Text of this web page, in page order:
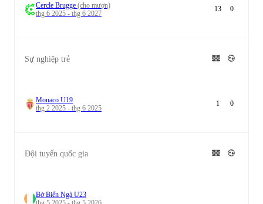
Cercle Brugge (cho mượn)
thg 6 2025 - thg 6 2027
13 0
Sự nghiệp trẻ
Monaco U19
thg 2 2025 - thg 6 2025
1 0
Đội tuyển quốc gia
Bờ Biển Ngà U23